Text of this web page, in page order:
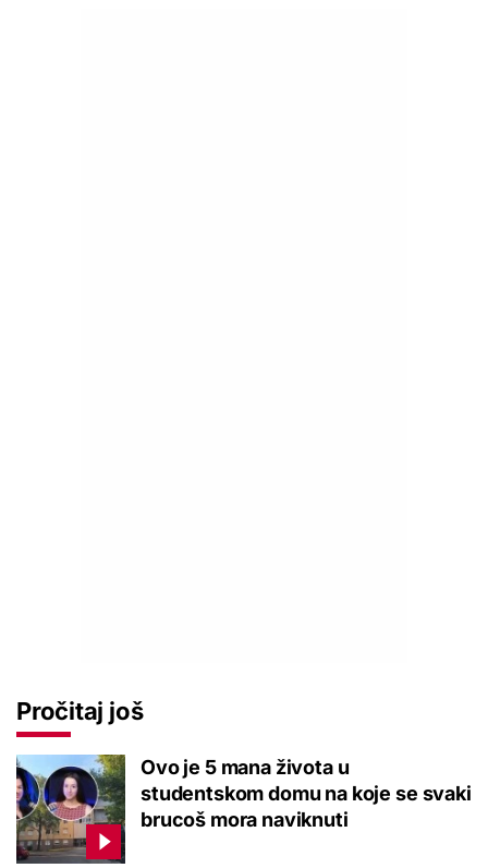
Pročitaj još
Ovo je 5 mana života u
studentskom domu na koje se svaki
brucoš mora naviknuti